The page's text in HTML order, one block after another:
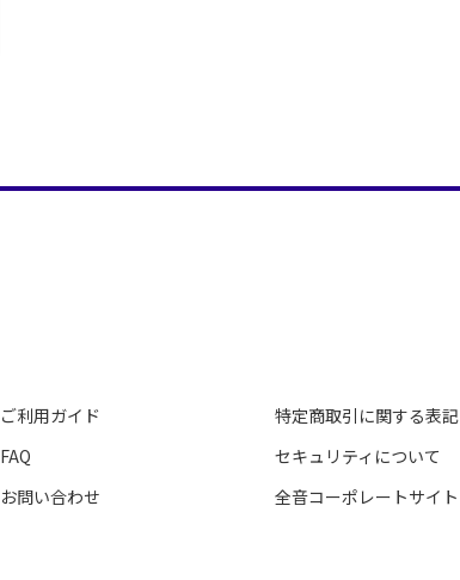
ご利用ガイド
FAQ
お問い合わせ
特定商取引に関する表記
セキュリティについて
全音コーポレートサイト